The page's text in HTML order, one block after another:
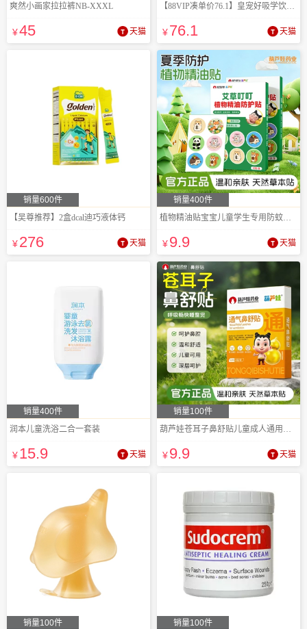
爽然小画家拉拉裤NB-XXXL
¥45 天猫
【88VIP凑单价76.1】皇宠好吸学饮杯鸭嘴杯
¥76.1 天猫
销量600件
【吴尊推荐】2盒dcal迪巧液体钙
¥276 天猫
销量400件
植物精油贴宝宝儿童学生专用防蚊贴120贴
¥9.9 天猫
销量400件
润本儿童洗浴二合一套装
¥15.9 天猫
销量100件
葫芦娃苍耳子鼻舒贴儿童成人通用通气鼻贴
¥9.9 天猫
销量100件
销量100件